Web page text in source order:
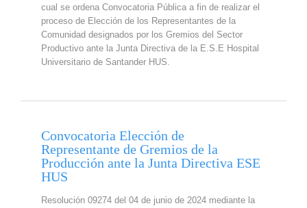
cual se ordena Convocatoria Pública a fin de realizar el
proceso de Elección de los Representantes de la
Comunidad designados por los Gremios del Sector
Productivo ante la Junta Directiva de la E.S.E Hospital
Universitario de Santander HUS.
Convocatoria Elección de
Representante de Gremios de la
Producción ante la Junta Directiva ESE
HUS
Resolución 09274 del 04 de junio de 2024 mediante la